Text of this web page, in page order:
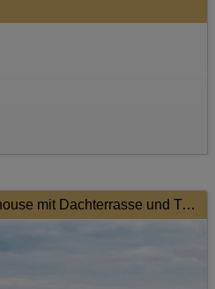
Exklusives Neubau-Penthouse mit Dachterrasse und Tiefgarage